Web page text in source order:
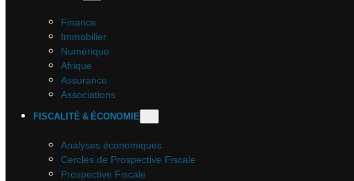
Finance
Immobilier
Numérique
Afrique
Assurance
Associations
FISCALITÉ & ÉCONOMIE
Analyses économiques
Cercles de Prospective Fiscale
Prospective Fiscale